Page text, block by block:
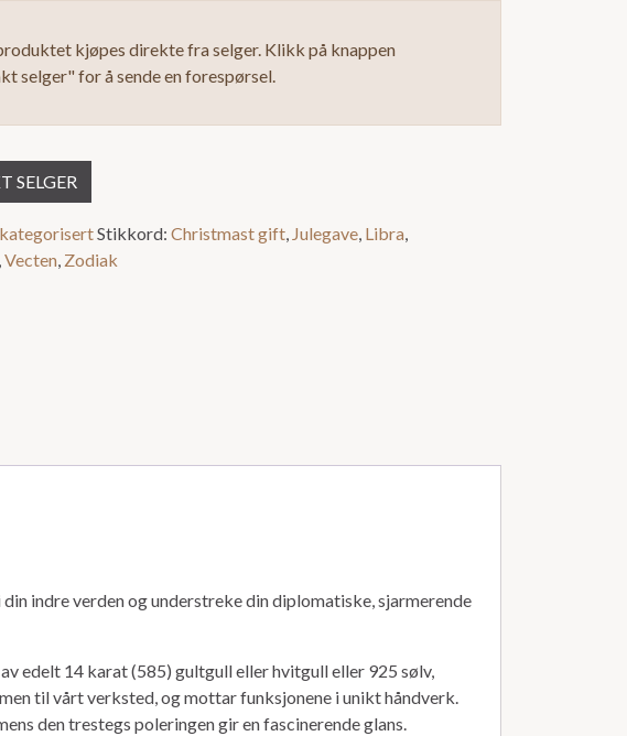
kjøpes direkte fra selger. Klikk på knappen
selger" for å sende en forespørsel.
SELGER
Stikkord:Christmast gift, Julegave, Libra,
,Vecten, Zodiak
indre verden og understreke din diplomatiske, sjarmerende
edelt 14 karat (585) gultgull eller hvitgull eller 925 sølv,
til vårt verksted, og mottar funksjonene i unikt håndverk.
den trestegs poleringen gir en fascinerende glans.